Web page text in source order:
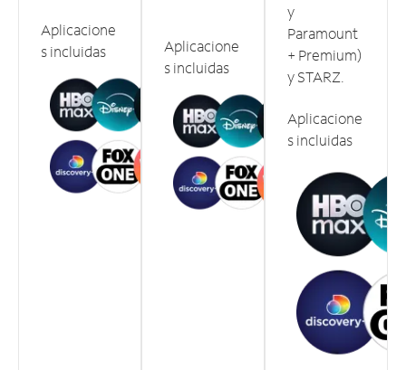
Aplicacione
s incluidas
Aplicacione
s incluidas
y
Paramount
+ Premium)
y STARZ.
Aplicacione
s incluidas